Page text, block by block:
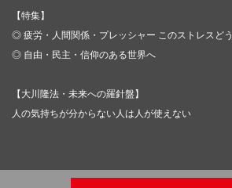
【特集】
◎ 疲労・人間関係・プレッシャー このストレスど
◎ 自由・民主・信仰のある世界へ
【大川隆法・未来への羅針盤】
人の気持ちが分からない人は人が使えない